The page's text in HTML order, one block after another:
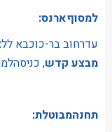
למסוףארנס:
עדרחוב בר-כוכבא
מבצע קדש,
תחנהמבוטלת: